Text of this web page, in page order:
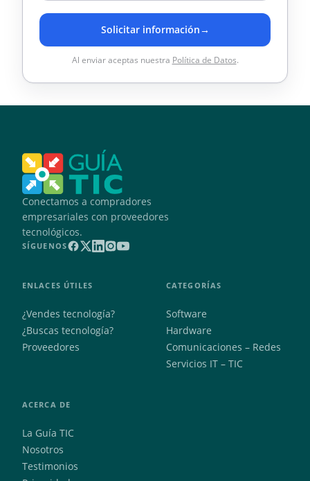
Solicitar información→
Al enviar aceptas nuestra Política de Datos.
Conectamos a compradores
empresariales con proveedores
tecnológicos.
SÍGUENOS
ENLACES ÚTILES
¿Vendes tecnología?
¿Buscas tecnología?
Proveedores
CATEGORÍAS
Software
Hardware
Comunicaciones – Redes
Servicios IT – TIC
ACERCA DE
La Guía TIC
Nosotros
Testimonios